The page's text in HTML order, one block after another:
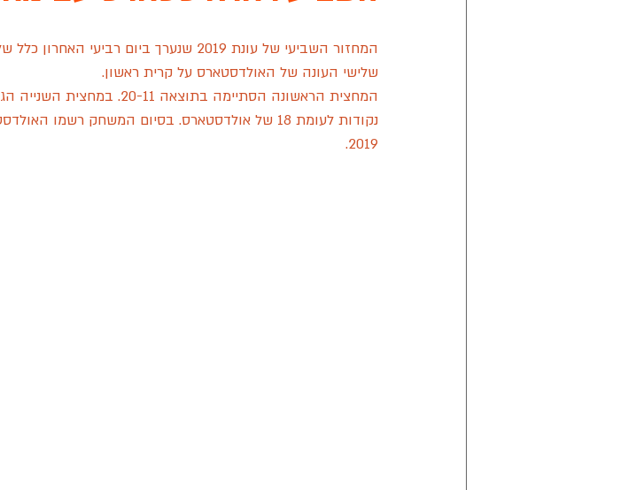
מתחבר ראשון לציון אליצור ראשון לציון גפן ראשון לציון הכלוב
ליגת הכדורסל של החירשים בישראל שידור חי מכבי רוזן ראשלצ
המחזור השביעי של עונת 2019 שנערך ביום
שלישי העונה של האולדסטארס על קרית ראשון.
2019.